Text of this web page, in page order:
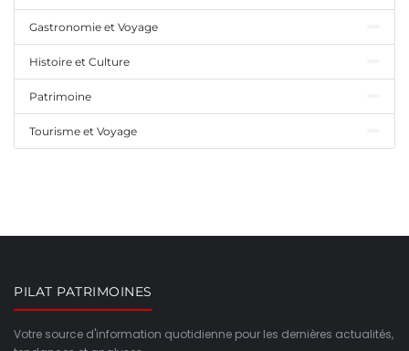
Gastronomie et Voyage
Histoire et Culture
Patrimoine
Tourisme et Voyage
PILAT PATRIMOINES
Votre source d'information quotidienne pour les dernières actualités,